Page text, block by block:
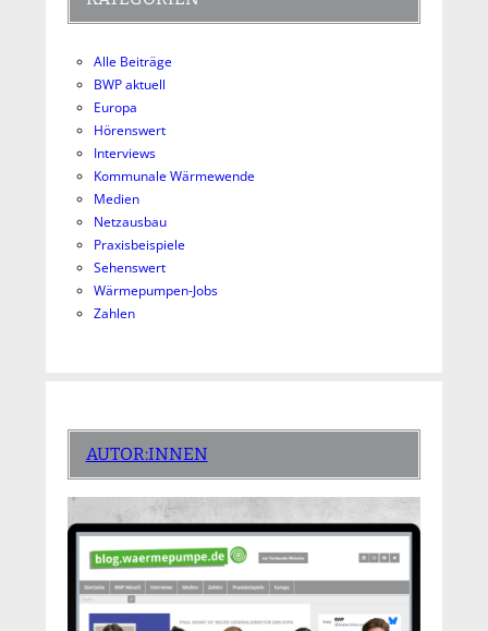
Alle Beiträge
BWP aktuell
Europa
Hörenswert
Interviews
Kommunale Wärmewende
Medien
Netzausbau
Praxisbeispiele
Sehenswert
Wärmepumpen-Jobs
Zahlen
AUTOR:INNEN